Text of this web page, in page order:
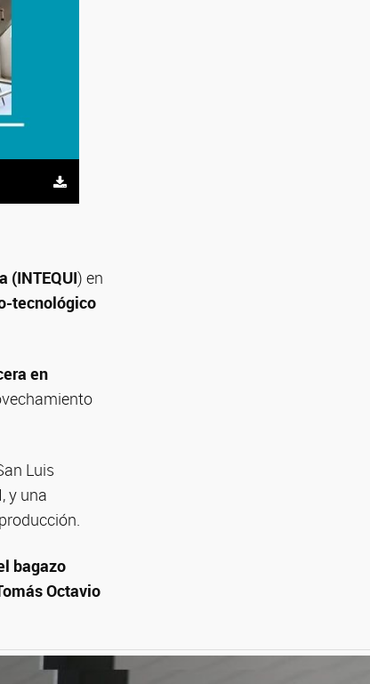
(INTEQUI) en
tecnológico
en
Luis
y una
bagazo
Octavio